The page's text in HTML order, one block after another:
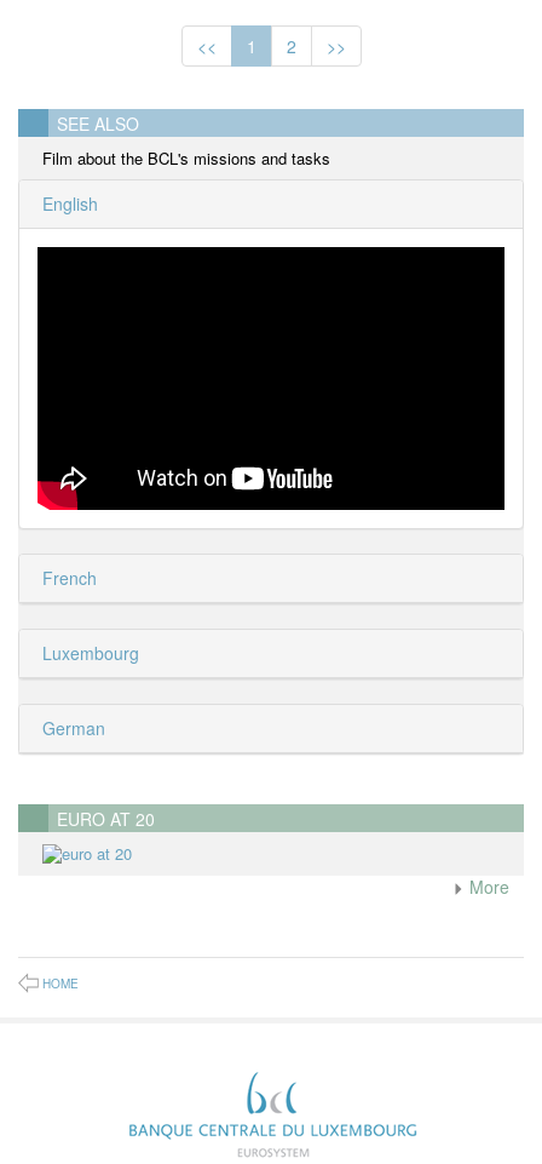
<< 1 2 >>
SEE ALSO
Film about the BCL's missions and tasks
English
French
Luxembourg
German
EURO AT 20
More
HOME